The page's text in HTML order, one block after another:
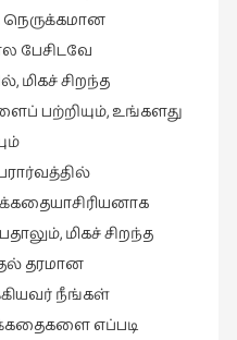
நெருக்கமான
பேசிடவே
மிகச் சிறந்த
பற்றியும், உங்களது
மிகச் சிறந்த
தரமான
நீங்கள்
எப்படி